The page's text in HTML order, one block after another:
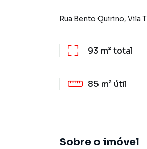
Rua Bento Quirino, Vila
93 m²total
85 m² útil
Sobre o imóvel